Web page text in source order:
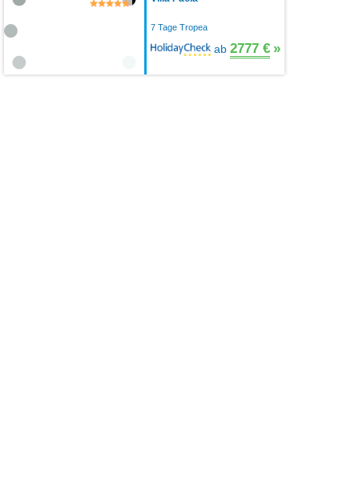
7 Tage Tropea
ab 2777 € »